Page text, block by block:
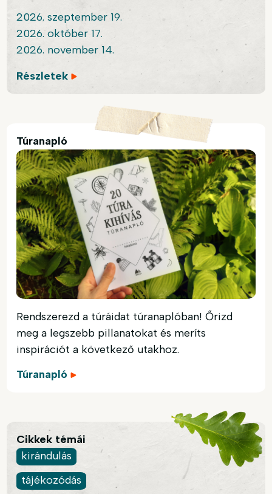
2026. szeptember 19.
2026. október 17.
2026. november 14.
Részletek
Túranapló
Rendszerezd a túráidat túranaplóban! Őrizd
meg a legszebb pillanatokat és meríts
inspirációt a következő utakhoz.
Túranapló
Cikkek témái
kirándulás
tájékozódás